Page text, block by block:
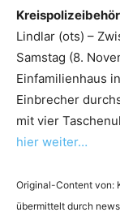
Lindlar (ots) –
Samstag (8.
Einfamilienhaus
Einbrecher
mit vier
hier weiter…
Original-Content von:
übermittelt durch